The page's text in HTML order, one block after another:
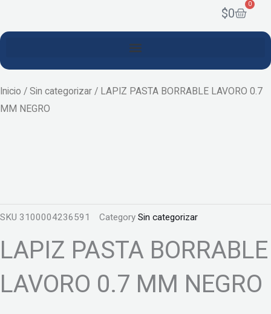
$0
0
Cart
Inicio / Sin categorizar / LAPIZ PASTA BORRABLE LAVORO 0.7
MM NEGRO
SKU 3100004236591 Category Sin categorizar
LAPIZ PASTA BORRABLE
LAVORO 0.7 MM NEGRO